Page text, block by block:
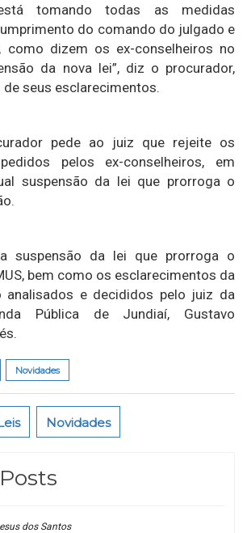
tomando todas as medidas
do comando do julgado e
como dizem os ex-conselheiros no
da nova lei”, diz o procurador,
seus esclarecimentos.
pede ao juiz que rejeite os
pelos ex-conselheiros, em
suspensão da lei que prorroga o
suspensão da lei que prorroga o
bem como os esclarecimentos da
analisados e decididos pelo juiz da
Pública de Jundiaí, Gustavo
Novidades
Novidades
dos Santos